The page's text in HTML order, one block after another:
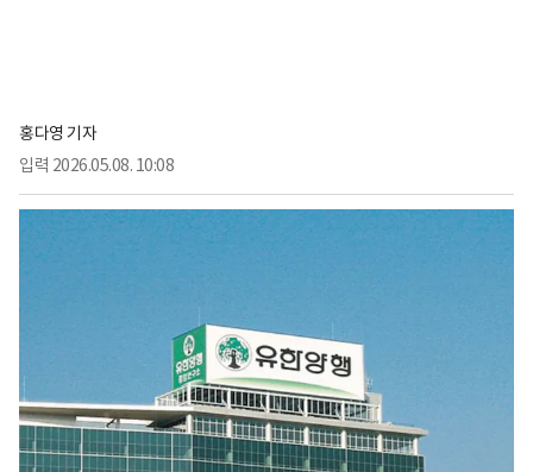
홍다영 기자
입력 2026.05.08. 10:08